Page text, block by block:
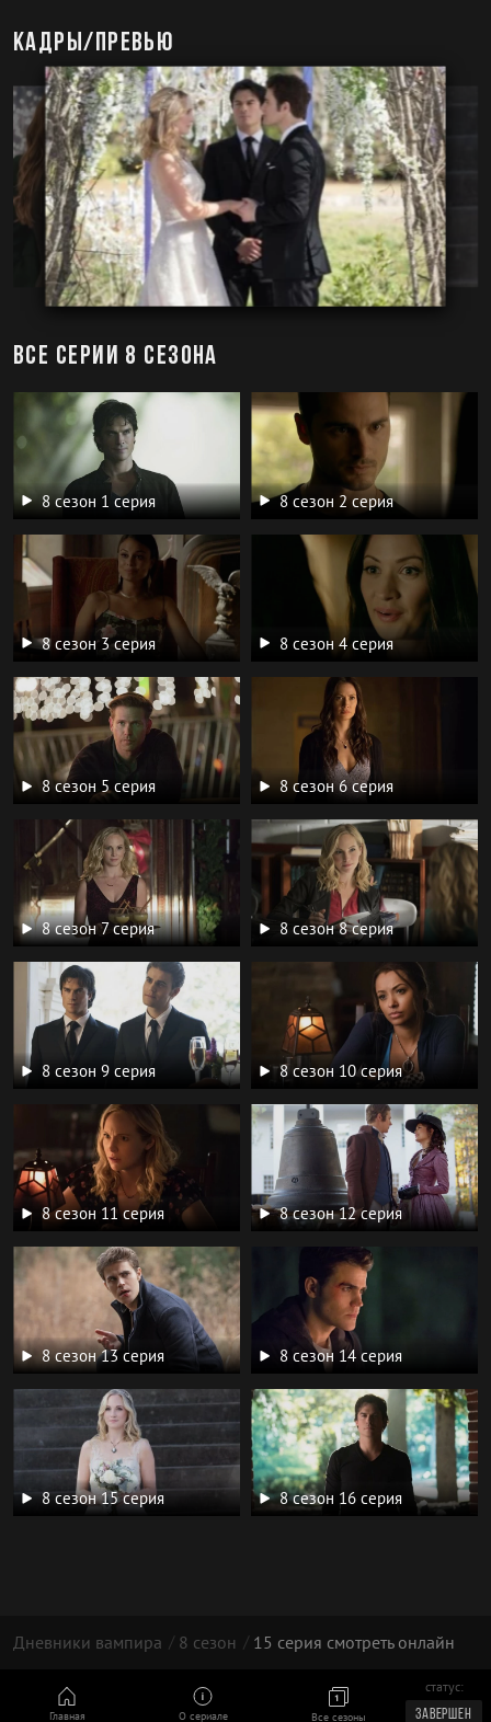
Главная О сериале Все сезоны
статус:
ЗАВЕРШЕН
Кадры/превью
Все серии 8 сезона
8 сезон 1 серия 8 сезон 2 серия
8 сезон 3 серия 8 сезон 4 серия
8 сезон 5 серия 8 сезон 6 серия
8 сезон 7 серия 8 сезон 8 серия
8 сезон 9 серия 8 сезон 10 серия
8 сезон 11 серия 8 сезон 12 серия
8 сезон 13 серия 8 сезон 14 серия
8 сезон 15 серия 8 сезон 16 серия
Дневники вампира 8 сезон 15 серия смотреть онлайн
© 2026 год | 16+